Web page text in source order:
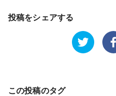
投稿をシェアする
この投稿のタグ